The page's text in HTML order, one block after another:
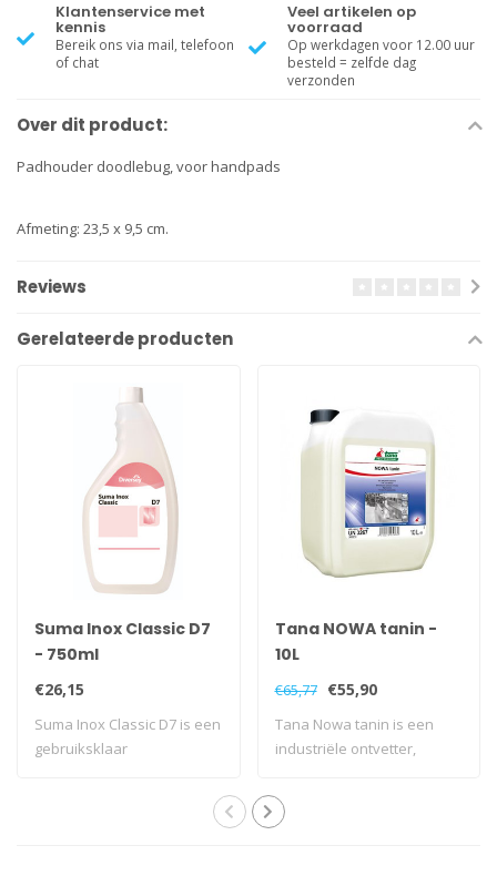
Klantenservice met
kennis
Bereik ons via mail, telefoon
of chat
Veel artikelen op
voorraad
Op werkdagen voor 12.00 uur
besteld = zelfde dag
verzonden
Over dit product:
Padhouder doodlebug, voor handpads
Afmeting: 23,5 x 9,5 cm.
Reviews
Gerelateerde producten
Suma Inox Classic D7
- 750ml
€26,15
Suma Inox Classic D7 is een
gebruiksklaar
Tana NOWA tanin -
10L
€65,77 €55,90
Tana Nowa tanin is een
industriële ontvetter,